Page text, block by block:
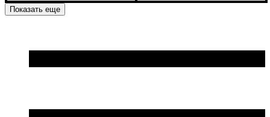
Ширина: 265 см
Высота: 203 см
Ширина: 230 см
Показать еще